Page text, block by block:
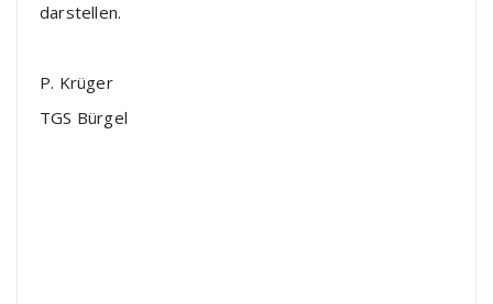
darstellen.
P. Krüger
TGS Bürgel